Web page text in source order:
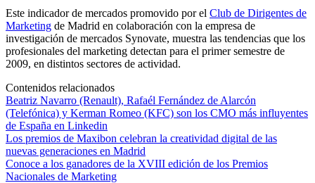
Este indicador de mercados promovido por el Club de Dirigentes de
Marketing de Madrid en colaboración con la empresa de
investigación de mercados Synovate, muestra las tendencias que los
profesionales del marketing detectan para el primer semestre de
2009, en distintos sectores de actividad.
Contenidos relacionados
Beatriz Navarro (Renault), Rafaél Fernández de Alarcón
(Telefónica) y Kerman Romeo (KFC) son los CMO más influyentes
de España en Linkedin
Los premios de Maxibon celebran la creatividad digital de las
nuevas generaciones en Madrid
Conoce a los ganadores de la XVIII edición de los Premios
Nacionales de Marketing